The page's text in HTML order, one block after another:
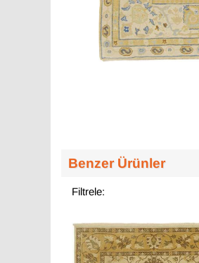
Benzer Ürünler
Filtrele: